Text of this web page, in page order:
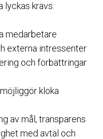
lyckas krävs:
medarbetare
externa intressenter
och förbättringar
kloka
av mål, transparens
med avtal och